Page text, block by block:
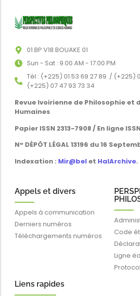
01 BP V18 BOUAKE 01
Sun - Sat : 9:00 AM - 17:00 PM
Tél : (+225) 01 53 69 27 89 / (+225)
(+225) 07 47 93 73 34
Revue Ivoirienne de Philosophie et
Humaines
Papier ISSN 2313-7908 / En ligne
N° DÉPÔT LÉGAL 13196 du 16
Indexation : Mir@bel et HalArchive.
Appels et divers
Appels à communication
Derniers numéros
Téléchargements numéros
Code
Ligne
Liens rapides